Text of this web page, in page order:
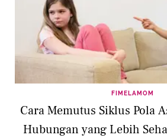
FIMELAMOM
Cara Memutus Siklus Pola
Hubungan yang Lebih